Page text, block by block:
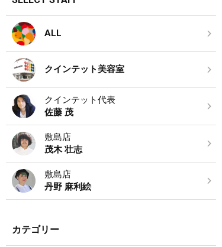
ALL
クインテット美容室
クインテット代表
佐藤 茂
敷島店
茂木 壮志
敷島店
丹野 麻利絵
カテゴリー